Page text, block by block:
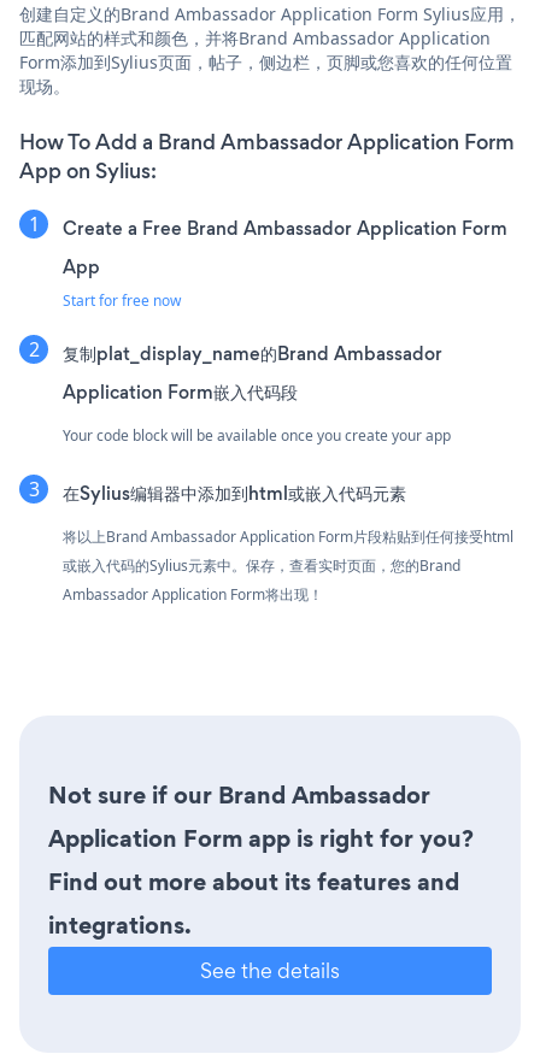
创建自定义的Brand Ambassador Application Form Sylius应用，
匹配网站的样式和颜色，并将Brand Ambassador Application
Form添加到Sylius页面，帖子，侧边栏，页脚或您喜欢的任何位置
现场。
How To Add a Brand Ambassador Application Form
App on Sylius:
Create a Free Brand Ambassador Application Form
App
Start for free now
复制plat_display_name的Brand Ambassador
Application Form嵌入代码段
Your code block will be available once you create your app
在Sylius编辑器中添加到html或嵌入代码元素
将以上Brand Ambassador Application Form片段粘贴到任何接受html
或嵌入代码的Sylius元素中。保存，查看实时页面，您的Brand
Ambassador Application Form将出现！
Not sure if our Brand Ambassador
Application Form app is right for you?
Find out more about its features and
integrations.
See the details